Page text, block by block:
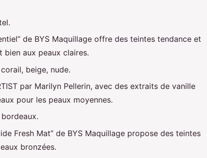
de BYS Maquillage offre des teintes tendance et
bien aux peaux claires.
beige, nude.
par Marilyn Pellerin, avec des extraits de vanille
pour les peaux moyennes.
Fresh Mat” de BYS Maquillage propose des teintes
bronzées.